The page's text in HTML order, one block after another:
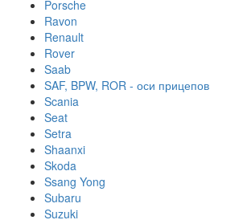
Porsche
Ravon
Renault
Rover
Saab
SAF, BPW, ROR - оси прицепов
Scania
Seat
Setra
Shaanxi
Skoda
Ssang Yong
Subaru
Suzuki